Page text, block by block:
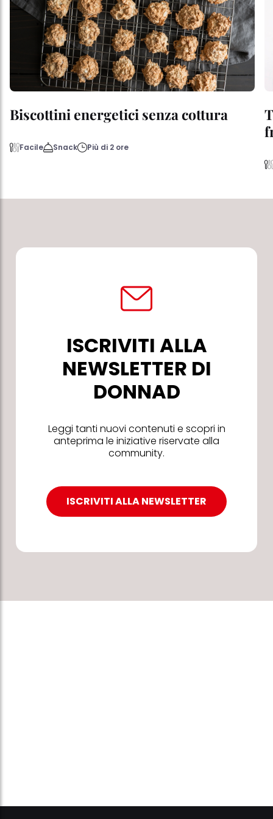
Biscottini energetici senza cottura
Facile Snack Più di 2 ore
ISCRIVITI ALLA
NEWSLETTER DI
DONNAD
Leggi tanti nuovi contenuti e scopri in
anteprima le iniziative riservate alla
community.
ISCRIVITI ALLA NEWSLETTER